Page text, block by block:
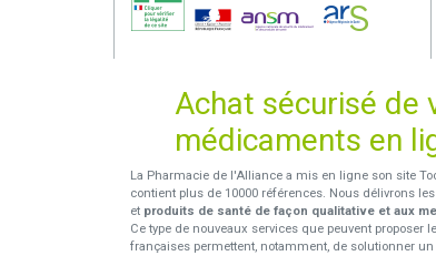
Achat sécurisé de
médicaments en
La Pharmacie de l'Alliance a mis en ligne son site
contient plus de 10000 références. Nous délivrons
et produits de santé de façon qualitative et aux
Ce type de nouveaux services que peuvent proposer
françaises permettent, notamment, de solutionner un